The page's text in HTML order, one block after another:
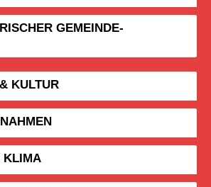
GEMEINDE­
KULTUR
KLIMA